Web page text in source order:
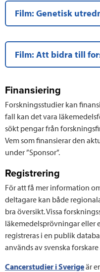
Film: Genetisk
Film: Att bidra till
Finansiering
Forskningsstudier kan
fall kan det vara
sökt pengar från
Vem som finansierar den
under ”Sponsor”.
Registrering
För att få mer information
deltagare kan både
bra översikt. Vissa
läkemedelsprövningar eller
registreras i en publik
används av svenska forskare
Cancerstudier i Sverigeär